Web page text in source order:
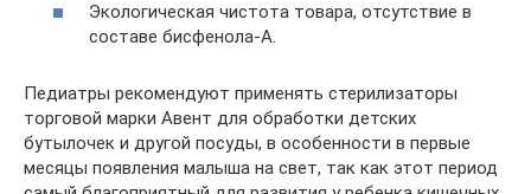
Экологическая чистота товара, отсутствие в
составе бисфенола-А.
Педиатры рекомендуют применять стерилизаторы
торговой марки Авент для обработки детских
бутылочек и другой посуды, в особенности в первые
месяцы появления малыша на свет, так как этот период